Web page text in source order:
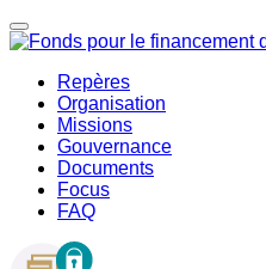
Repères
Organisation
Missions
Gouvernance
Documents
Focus
FAQ